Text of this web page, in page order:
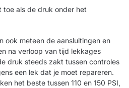
toe als de druk onder het
ook meteen de aansluitingen en
na verloop van tijd lekkages
druk steeds zakt tussen controles
een lek dat je moet repareren.
het beste tussen 110 en 150 PSI,